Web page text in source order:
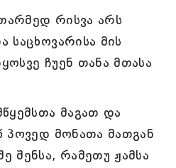
რისვა არს
საცხოვარისა მის
ჩუენ თანა მთასა
მაგათ და
პოვედ მონათა მათგან
შენსა, რამეთუ ჟამსა